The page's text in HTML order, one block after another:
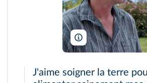
Richard N.
J'aime soigner la terre